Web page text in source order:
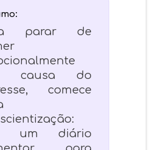
parar de
causa do
comece
um diário